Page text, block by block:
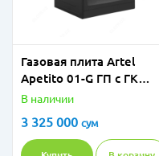
Газовая плита Artel
Apetito 01-G ГП c ГК
Черный Матовый
В наличии
3 325 000 сум